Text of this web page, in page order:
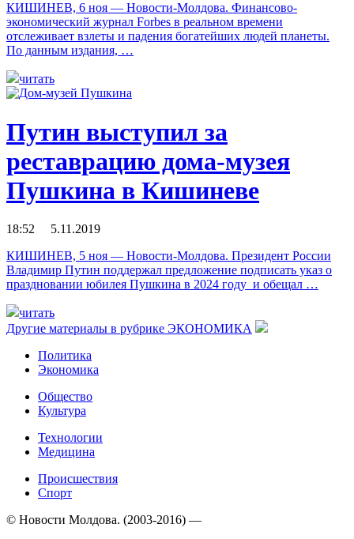
КИШИНЕВ, 6 ноя — Новости-Молдова. Финансово-
экономический журнал Forbes в реальном времени
отслеживает взлеты и падения богатейших людей планеты.
По данным издания, …
читать
Путин выступил за
реставрацию дома-музея
Пушкина в Кишиневе
18:52 5.11.2019
КИШИНЕВ, 5 ноя — Новости-Молдова. Президент России
Владимир Путин поддержал предложение подписать указ о
праздновании юбилея Пушкина в 2024 году и обещал …
читать
Другие материалы в рубрике ЭКОНОМИКА
Политика
Экономика
Общество
Культура
Технологии
Медицина
Происшествия
Спорт
© Новости Молдова. (2003-2016) —